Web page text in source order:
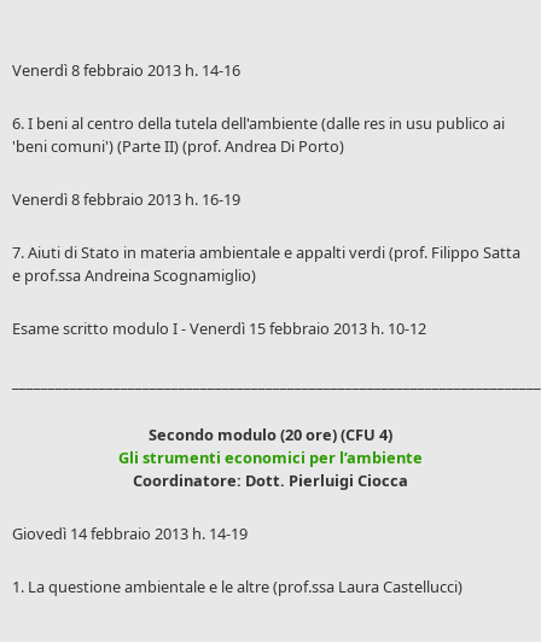
Venerdì 8 febbraio 2013 h. 14-16
6. I beni al centro della tutela dell'ambiente (dalle res in usu publico ai
'beni comuni') (Parte II) (prof. Andrea Di Porto)
Venerdì 8 febbraio 2013 h. 16-19
7. Aiuti di Stato in materia ambientale e appalti verdi (prof. Filippo Satta
e prof.ssa Andreina Scognamiglio)
Esame scritto modulo I - Venerdì 15 febbraio 2013 h. 10-12
Secondo modulo (20 ore) (CFU 4)
Gli strumenti economici per l’ambiente
Coordinatore: Dott. Pierluigi Ciocca
Giovedì 14 febbraio 2013 h. 14-19
1. La questione ambientale e le altre (prof.ssa Laura Castellucci)